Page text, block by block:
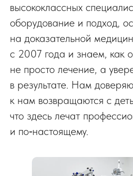
высококлассных
оборудование и подход,
на доказательной
с 2007 года и знаем, как
не просто лечение, а
в результате. Нам
к нам возвращаются с
что здесь лечат
и по‑настоящему.